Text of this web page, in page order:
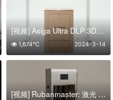
[视频] Asiga Ultra DLP 3D打印机拆箱
2024-3-14
1,674℃
[视频] Rubanmaster: 激光 SLA 3D打印机、激光雕刻机和切割机